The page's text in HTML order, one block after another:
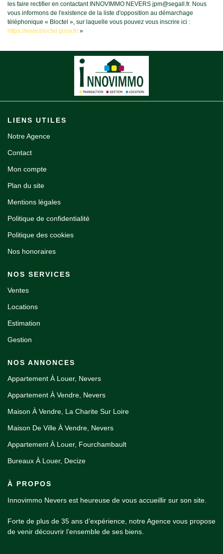
les faire rectifier en contactant INNOVIMMO NEVERS jpm@segall.fr. Nous
vous informons de l'existence de la liste d'opposition au démarchage
téléphonique « Bloctel », sur laquelle vous pouvez vous inscrire ici :
https://www.bloctel.gouv.fr/»
LIENS UTILES
Notre Agence
Contact
Mon compte
Plan du site
Mentions légales
Politique de confidentialité
Politique des cookies
Nos honoraires
NOS SERVICES
Ventes
Locations
Estimation
Gestion
NOS ANNONCES
Appartement À Louer, Nevers
Appartement À Vendre, Nevers
Maison À Vendre, La Charite Sur Loire
Maison De Ville À Vendre, Nevers
Appartement À Louer, Fourchambault
Bureaux À Louer, Decize
À PROPOS
Innovimmo Nevers est heureuse de vous accueillir sur son site.
Forte de plus de 35 ans d’expérience, notre Agence vous propose
de venir découvrir l’ensemble de ses biens.